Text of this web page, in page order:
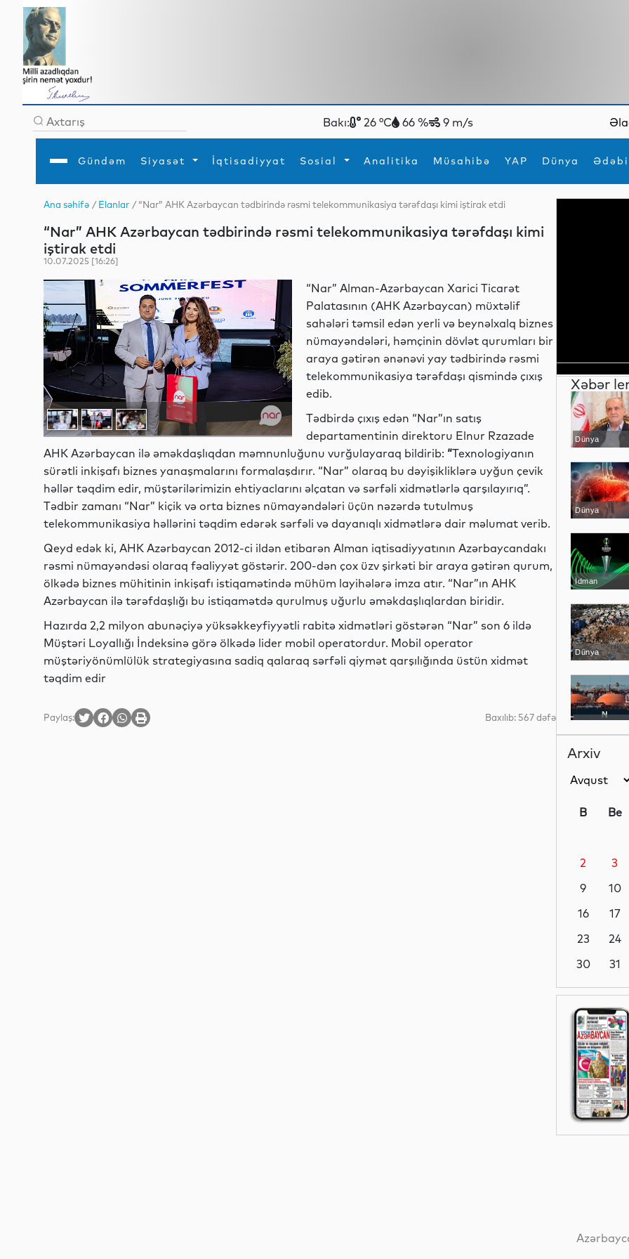
Bakı: 26 °C 66 % 9 m/s
Gündəm Siyasət İqtisadiyyat Sosial Analitika Müsahibə YAP Dünya
Gündəm
İqtisadiyyat
YAP
Analitika
Mədəniyyət
Müsahibə
MEDİA
Xarici siyasətTurizm
Diaspor
İdmanYeni texnologiyalar
Ana səhifə /Elanlar / “Nar” AHK Azərbaycan tədbirində rəsmi telekommunikasiya tərəfdaşı kimi iştirak etdi
“Nar” AHK Azərbaycan tədbirində rəsmi telekommunikasiya tərəfdaşı kimi
iştirak etdi
10.07.2025 [16:26]
“Nar” Alman-Azərbaycan Xarici Ticarət
Palatasının (AHK Azərbaycan) müxtəlif
sahələri təmsil edən yerli və beynəlxalq biznes
nümayəndələri, həmçinin dövlət qurumları bir
araya gətirən ənənəvi yay tədbirində rəsmi
telekommunikasiya tərəfdaşı qismində çıxış
edib.
Tədbirdə çıxış edən “Nar”ın satış
departamentinin direktoru Elnur Rzazade
AHK Azərbaycan ilə əməkdaşlıqdan məmnunluğunu vurğulayaraq bildirib: “Texnologiyanın
sürətli inkişafı biznes yanaşmalarını formalaşdırır. “Nar” olaraq bu dəyişikliklərə uyğun çevik
həllər təqdim edir, müştərilərimizin ehtiyaclarını əlçatan və sərfəli xidmətlərlə qarşılayırıq”.
Tədbir zamanı “Nar” kiçik və orta biznes nümayəndələri üçün nəzərdə tutulmuş
telekommunikasiya həllərini təqdim edərək sərfəli və dayanıqlı xidmətlərə dair məlumat verib.
Qeyd edək ki, AHK Azərbaycan 2012-ci ildən etibarən Alman iqtisadiyyatının Azərbaycandakı
rəsmi nümayəndəsi olaraq fəaliyyət göstərir. 200-dən çox üzv şirkəti bir araya gətirən qurum,
ölkədə biznes mühitinin inkişafı istiqamətində mühüm layihələrə imza atır. “Nar”ın AHK
Azərbaycan ilə tərəfdaşlığı bu istiqamətdə qurulmuş uğurlu əməkdaşlıqlardan biridir.
Hazırda 2,2 milyon abunəçiyə yüksəkkeyfiyyətli rabitə xidmətləri göstərən “Nar” son 6 ildə
Müştəri Loyallığı İndeksinə görə ölkədə lider mobil operatordur. Mobil operator
müştəriyönümlülük strategiyasına sadiq qalaraq sərfəli qiymət qarşılığında üstün xidmət
təqdim edir
Paylaş: Baxılıb: 567 dəfə
Xəbər
Dünya
Dünya
İdman
Dünya
Dünya
Dünya
Siyasət
Siyasət
Dünya
Arxiv
B Be
2
3
9
10
16
17
23
24
30
31